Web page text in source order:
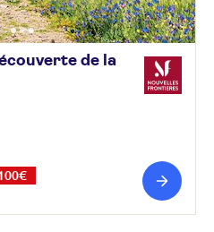
de la